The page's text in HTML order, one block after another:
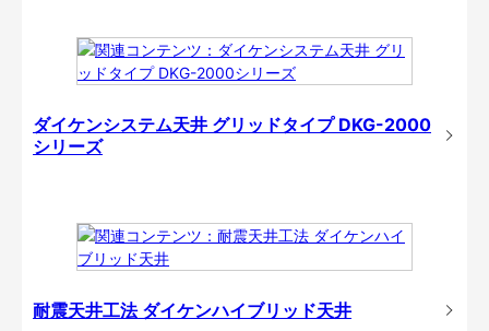
ダイケンシステム天井 グリッドタイプ DKG-2000
シリーズ
耐震天井工法 ダイケンハイブリッド天井